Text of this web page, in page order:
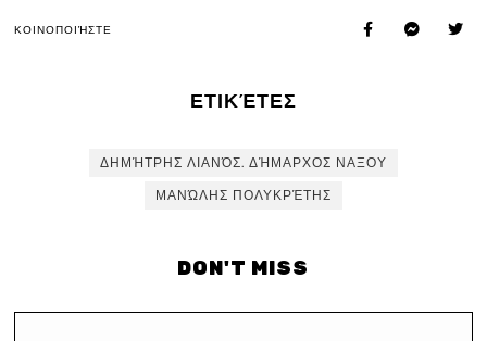
ΚΟΙΝΟΠΟΙΉΣΤΕ
ΕΤΙΚΈΤΕΣ
ΔΗΜΉΤΡΗΣ ΛΙΑΝΌΣ. ΔΉΜΑΡΧΟΣ ΝΑΞΟΥ
ΜΑΝΏΛΗΣ ΠΟΛΥΚΡΈΤΗΣ
DON'T MISS